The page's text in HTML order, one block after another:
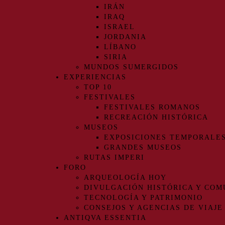
IRÁN
IRAQ
ISRAEL
JORDANIA
LÍBANO
SIRIA
MUNDOS SUMERGIDOS
EXPERIENCIAS
TOP 10
FESTIVALES
FESTIVALES ROMANOS
RECREACIÓN HISTÓRICA
MUSEOS
EXPOSICIONES TEMPORALES
GRANDES MUSEOS
RUTAS IMPERI
FORO
ARQUEOLOGÍA HOY
DIVULGACIÓN HISTÓRICA Y
TECNOLOGÍA Y PATRIMONIO
CONSEJOS Y AGENCIAS DE VIAJE
ANTIQVA ESSENTIA